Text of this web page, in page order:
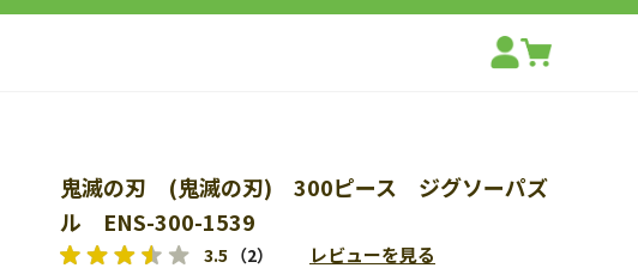
鬼滅の刃 (鬼滅の刃) 300ピース ジグソーパズ
ル ENS-300-1539
3.5 （2） レビューを見る